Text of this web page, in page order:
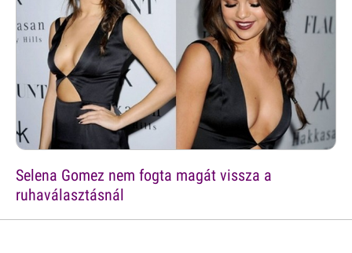
Selena Gomez nem fogta magát vissza a
ruhaválasztásnál